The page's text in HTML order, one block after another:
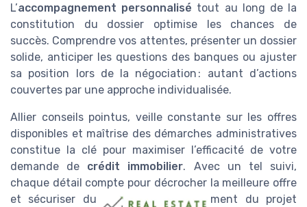
L’accompagnement personnalisé tout au long de la
constitution du dossier optimise les chances de
succès. Comprendre vos attentes, présenter un dossier
solide, anticiper les questions des banques ou ajuster
sa position lors de la négociation : autant d’actions
couvertes par une approche individualisée.
Allier conseils pointus, veille constante sur les offres
disponibles et maîtrise des démarches administratives
constitue la clé pour maximiser l’efficacité de votre
demande de crédit immobilier. Avec un tel suivi,
chaque détail compte pour décrocher la meilleure offre
et sécuriser durablement le financement du projet